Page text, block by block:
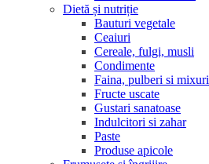
Dietă și nutriție
Bauturi vegetale
Ceaiuri
Cereale, fulgi, musli
Condimente
Faina, pulberi si mixuri
Fructe uscate
Gustari sanatoase
Indulcitori si zahar
Paste
Produse apicole